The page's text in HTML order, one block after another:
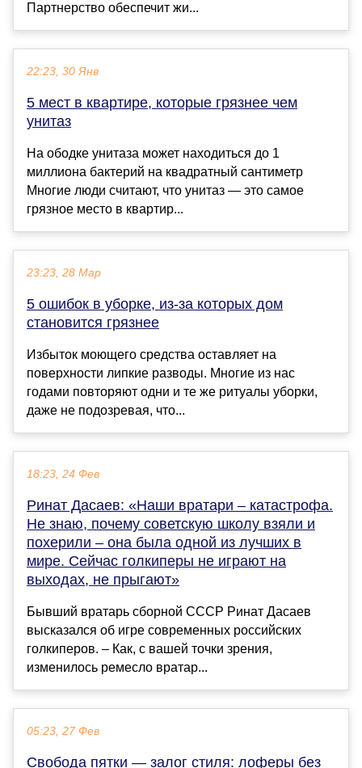
Партнерство обеспечит жи...
22:23, 30 Янв
5 мест в квартире, которые грязнее чем
унитаз
На ободке унитаза может находиться до 1
миллиона бактерий на квадратный сантиметр
Многие люди считают, что унитаз — это самое
грязное место в квартир...
23:23, 28 Мар
5 ошибок в уборке, из-за которых дом
становится грязнее
Избыток моющего средства оставляет на
поверхности липкие разводы. Многие из нас
годами повторяют одни и те же ритуалы уборки,
даже не подозревая, что...
18:23, 24 Фев
Ринат Дасаев: «Наши вратари – катастрофа.
Не знаю, почему советскую школу взяли и
похерили – она была одной из лучших в
мире. Сейчас голкиперы не играют на
выходах, не прыгают»
Бывший вратарь сборной СССР Ринат Дасаев
высказался об игре современных российских
голкиперов. – Как, с вашей точки зрения,
изменилось ремесло вратар...
05:23, 27 Фев
Свобода пятки — залог стиля: лоферы без